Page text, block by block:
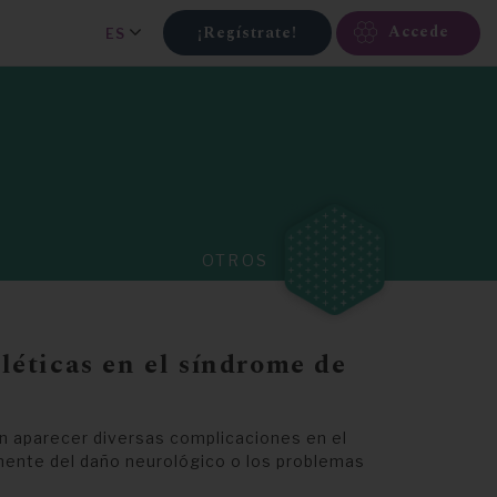
¡Regístrate! Accede
ES
OTROS
en el síndrome de
aparecer diversas complicaciones en el
del daño neurológico o los problemas